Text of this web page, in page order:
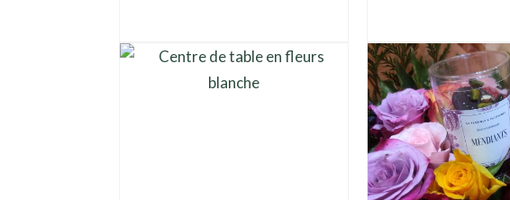
45.00€
Ce
produit
Ce
a
Les